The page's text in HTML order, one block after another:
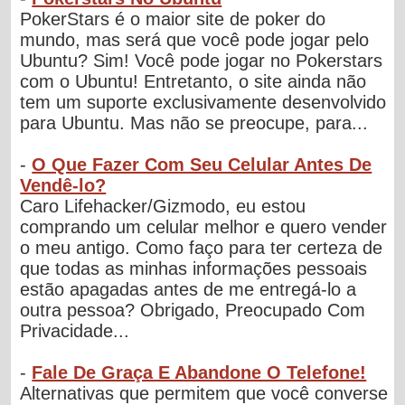
PokerStars é o maior site de poker do
mundo, mas será que você pode jogar pelo
Ubuntu? Sim! Você pode jogar no Pokerstars
com o Ubuntu! Entretanto, o site ainda não
tem um suporte exclusivamente desenvolvido
para Ubuntu. Mas não se preocupe, para...
-O Que Fazer Com Seu Celular Antes De
Vendê-lo?
Caro Lifehacker/Gizmodo, eu estou
comprando um celular melhor e quero vender
o meu antigo. Como faço para ter certeza de
que todas as minhas informações pessoais
estão apagadas antes de me entregá-lo a
outra pessoa? Obrigado, Preocupado Com
Privacidade...
- Fale De Graça E Abandone O Telefone!
Alternativas que permitem que você converse